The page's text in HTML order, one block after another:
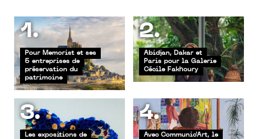
1.
Pour Memorist et ses
5 entreprises de
préservation du
patrimoine
2.
Abidjan, Dakar et
Paris pour la Galerie
Cécile Fakhoury
3.
Les expositions de
4.
Avec Communic'Art, le